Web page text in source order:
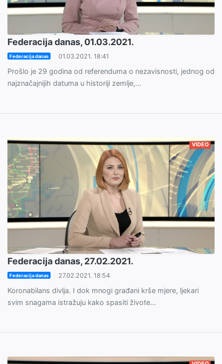
Federacija danas, 01.03.2021.
Federacija danas 01.03.2021. 18:41
Prošlo je 29 godina od referenduma o nezavisnosti, jednog od
najznačajnijih datuma u historiji zemlje,...
VIDEO
Federacija danas, 27.02.2021.
Federacija danas 27.02.2021. 18:54
Koronabilans divlja. I dok mnogi građani krše mjere, ljekari
svim snagama istražuju kako spasiti živote...